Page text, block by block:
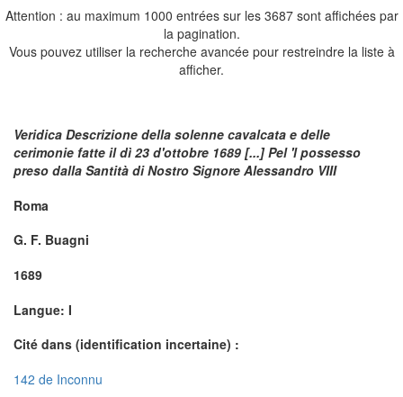
Attention : au maximum 1000 entrées sur les 3687 sont affichées par
la pagination.
Vous pouvez utiliser la recherche avancée pour restreindre la liste à
afficher.
Veridica Descrizione della solenne cavalcata e delle
cerimonie fatte il dì 23 d'ottobre 1689 [...] Pel 'l possesso
preso dalla Santità di Nostro Signore Alessandro VIII
Roma
G. F. Buagni
1689
Langue: I
Cité dans (identification incertaine) :
142 de Inconnu